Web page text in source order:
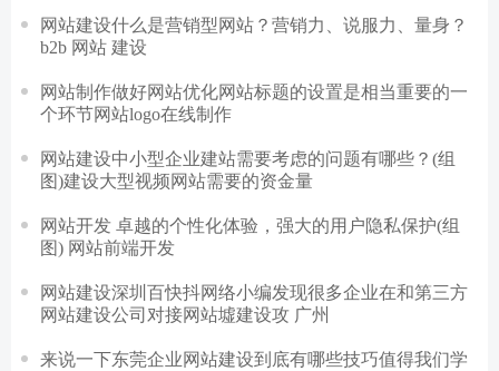
网站建设什么是营销型网站？营销力、说服力、量身？
b2b 网站 建设
网站制作做好网站优化网站标题的设置是相当重要的一
个环节网站logo在线制作
网站建设中小型企业建站需要考虑的问题有哪些？(组
图)建设大型视频网站需要的资金量
网站开发 卓越的个性化体验，强大的用户隐私保护(组
图) 网站前端开发
网站建设深圳百快抖网络小编发现很多企业在和第三方
网站建设公司对接网站墟建设攻 广州
来说一下东莞企业网站建设到底有哪些技巧值得我们学